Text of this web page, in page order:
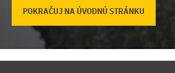
POKRAČUJ NA ÚVODNÚ STRÁNKU